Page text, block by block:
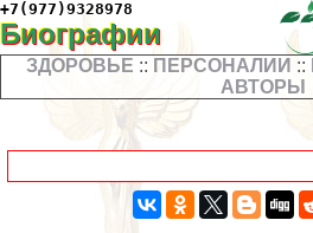
+7(977)9328978
Биографии
ЗДОРОВЬЕ :: ПЕРСОНАЛИИ ::
АВТОРЫ